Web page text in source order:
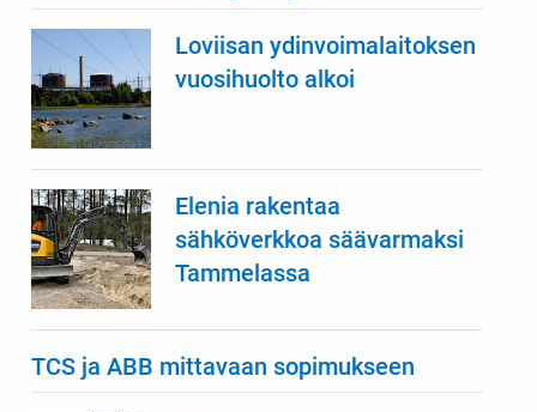
Loviisan ydinvoimalaitoksen
vuosihuolto alkoi
Elenia rakentaa
sähköverkkoa säävarmaksi
Tammelassa
TCS ja ABB mittavaan sopimukseen